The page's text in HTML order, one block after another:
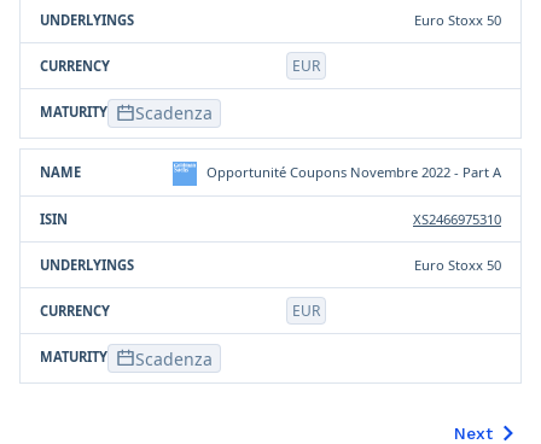
Euro Stoxx 50
EUR
Scadenza
Opportunité Coupons Novembre 2022 - Part A
XS2466975310
Euro Stoxx 50
EUR
Scadenza
Next